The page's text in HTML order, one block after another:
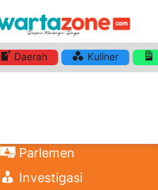
Daerah Kuliner
Parlemen
Investigasi